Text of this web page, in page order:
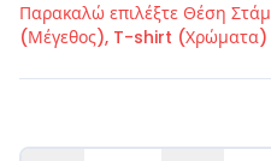
Παρακαλώ επιλέξτε Θέση
(Μέγεθος), T-shirt (Χρώματα)